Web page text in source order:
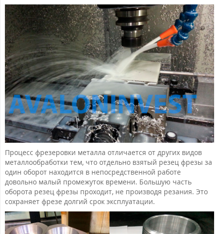
Процесс фрезеровки металла отличается от других видов
металлообработки тем, что отдельно взятый резец фрезы за
один оборот находится в непосредственной работе
довольно малый промежуток времени. Большую часть
оборота резец фрезы проходит, не производя резания. Это
сохраняет фрезе долгий срок эксплуатации.